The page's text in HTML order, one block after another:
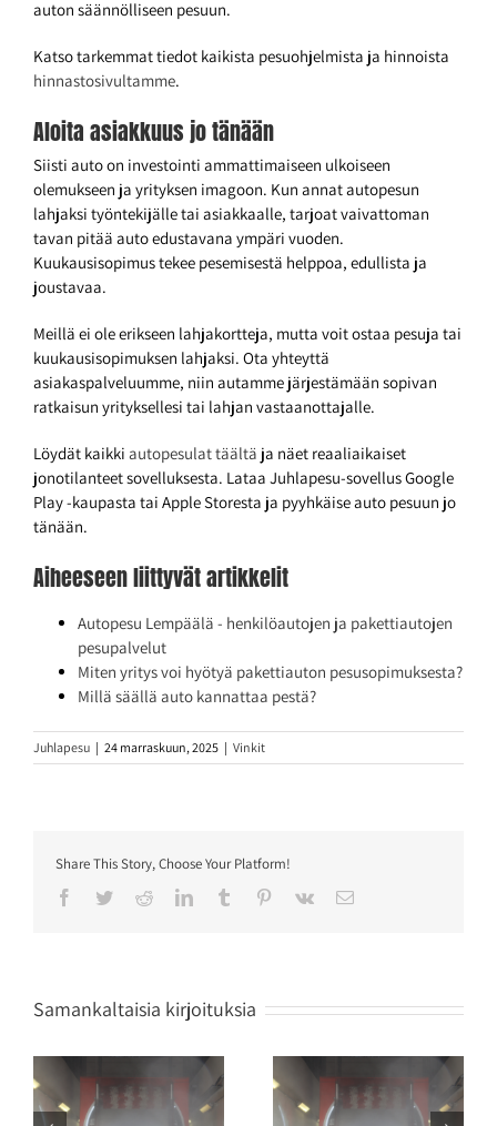
auton säännölliseen pesuun.
Katso tarkemmat tiedot kaikista pesuohjelmista ja hinnoista
hinnastosivultamme.
Aloita asiakkuus jo tänään
Siisti auto on investointi ammattimaiseen ulkoiseen
olemukseen ja yrityksen imagoon. Kun annat autopesun
lahjaksi työntekijälle tai asiakkaalle, tarjoat vaivattoman
tavan pitää auto edustavana ympäri vuoden.
Kuukausisopimus tekee pesemisestä helppoa, edullista ja
joustavaa.
Meillä ei ole erikseen lahjakortteja, mutta voit ostaa pesuja tai
kuukausisopimuksen lahjaksi. Ota yhteyttä
asiakaspalveluumme, niin autamme järjestämään sopivan
ratkaisun yrityksellesi tai lahjan vastaanottajalle.
Löydät kaikki autopesulat täältä ja näet reaaliaikaiset
jonotilanteet sovelluksesta. Lataa Juhlapesu-sovellus Google
Play -kaupasta tai Apple Storesta ja pyyhkäise auto pesuun jo
tänään.
Aiheeseen liittyvät artikkelit
Autopesu Lempäälä - henkilöautojen ja pakettiautojen
pesupalvelut
Miten yritys voi hyötyä pakettiauton pesusopimuksesta?
Millä säällä auto kannattaa pestä?
Juhlapesu | 24 marraskuun, 2025 | Vinkit
Share This Story, Choose Your Platform!
Facebook
TwitterRedditLinkedInTumblr Pinterest
Vk Sähköposti
Samankaltaisia kirjoituksia